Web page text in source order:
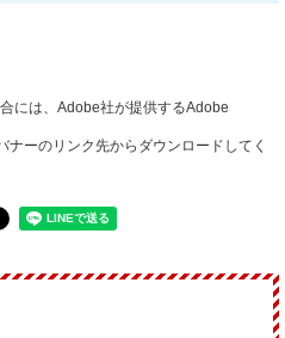
には、Adobe社が提供するAdobe
ーのリンク先からダウンロードしてく